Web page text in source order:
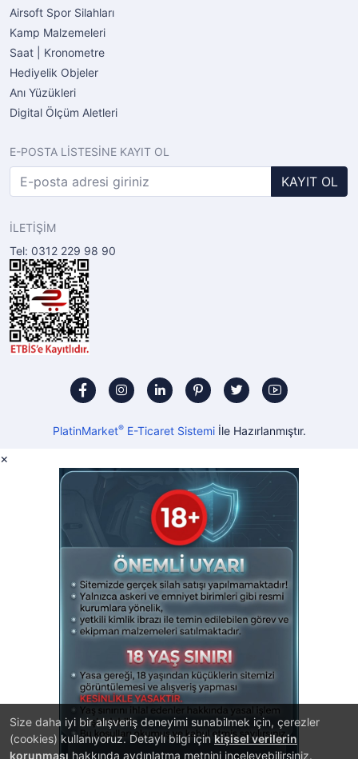
Size daha iyi bir alışveriş deneyimi sunabilmek için, çerezler
(cookies) kullanıyoruz. Detaylı bilgi için kişisel verilerin
korunması hakkında aydınlatma metnini inceleyebilirsiniz.
Airsoft Spor Silahları
Kamp Malzemeleri
Saat | Kronometre
Hediyelik Objeler
Anı Yüzükleri
Digital Ölçüm Aletleri
E-POSTA LİSTESİNE KAYIT OL
KAYIT OL
İLETİŞİM
Tel: 0312 229 98 90
PlatinMarket®E-Ticaret Sistemiİle Hazırlanmıştır.
×